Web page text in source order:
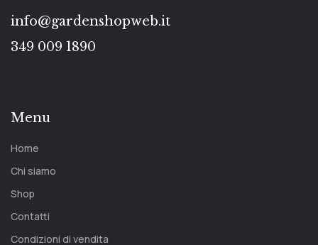
info@gardenshopweb.it
349 009 1890
Menu
Home
Chi siamo
Shop
Contatti
Condizioni di vendita